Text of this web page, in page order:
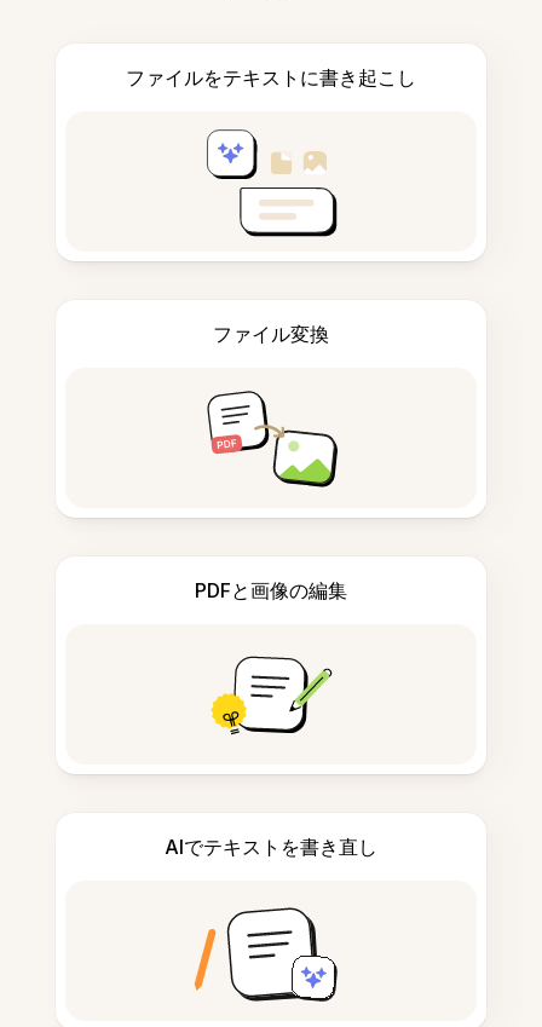
ファイルをテキストに書き起こし
ファイル変換
PDFと画像の編集
AIでテキストを書き直し